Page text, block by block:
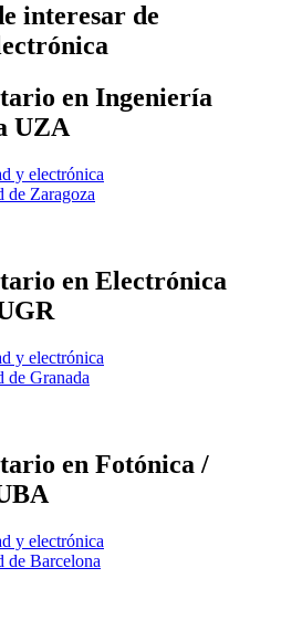
interesar de
en Ingeniería
UZA
y electrónica
de Zaragoza
en Electrónica
y electrónica
de Granada
en Fotónica /
y electrónica
de Barcelona